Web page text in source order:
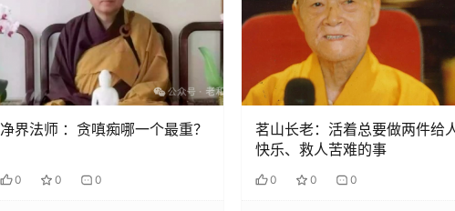
净界法师 ：贪嗔痴哪一个最重？
0 0 0
茗山长老：活着总要做两件给
快乐、救人苦难的事
0 0 0